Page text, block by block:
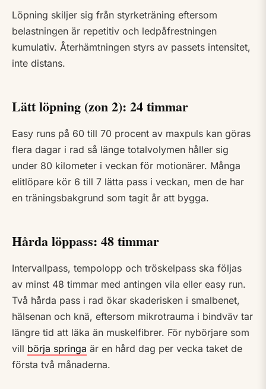
Löpning skiljer sig från styrketräning eftersom
belastningen är repetitiv och ledpåfrestningen
kumulativ. Återhämtningen styrs av passets intensitet,
inte distans.
Lätt löpning (zon 2): 24 timmar
Easy runs på 60 till 70 procent av maxpuls kan göras
flera dagar i rad så länge totalvolymen håller sig
under 80 kilometer i veckan för motionärer. Många
elitlöpare kör 6 till 7 lätta pass i veckan, men de har
en träningsbakgrund som tagit år att bygga.
Hårda löppass: 48 timmar
Intervallpass, tempolopp och tröskelpass ska följas
av minst 48 timmar med antingen vila eller easy run.
Två hårda pass i rad ökar skaderisken i smalbenet,
hälsenan och knä, eftersom mikrotrauma i bindväv tar
längre tid att läka än muskelfibrer. För nybörjare som
vill börja springa är en hård dag per vecka taket de
första två månaderna.